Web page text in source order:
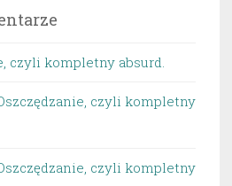
czyli kompletny absurd.
czyli kompletny
czyli kompletny